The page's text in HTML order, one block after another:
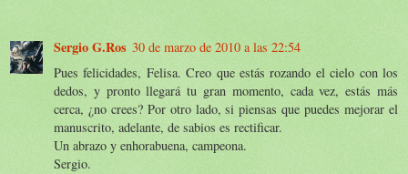
Sergio G.Ros 30 de marzo de 2010 a las 22:54
Pues felicidades, Felisa. Creo que estás rozando el cielo con los
dedos, y pronto llegará tu gran momento, cada vez, estás más
cerca, ¿no crees? Por otro lado, si piensas que puedes mejorar el
manuscrito, adelante, de sabios es rectificar.
Un abrazo y enhorabuena, campeona.
Sergio.